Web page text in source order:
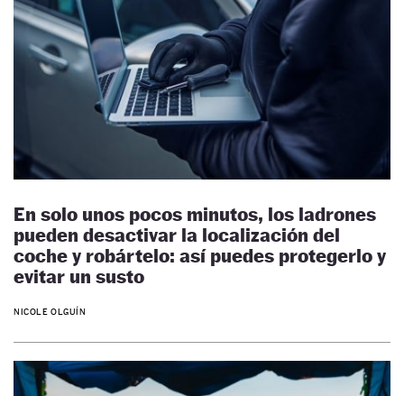
En solo unos pocos minutos, los ladrones
pueden desactivar la localización del
coche y robártelo: así puedes protegerlo y
evitar un susto
NICOLE OLGUÍN